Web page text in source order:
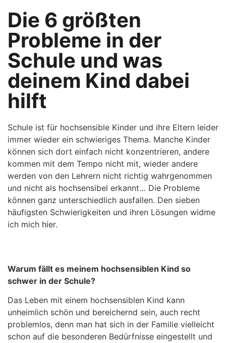
Die 6 größten
Probleme in der
Schule und was
deinem Kind dabei
hilft
Schule ist für hochsensible Kinder und ihre Eltern leider
immer wieder ein schwieriges Thema. Manche Kinder
können sich dort einfach nicht konzentrieren, andere
kommen mit dem Tempo nicht mit, wieder andere
werden von den Lehrern nicht richtig wahrgenommen
und nicht als hochsensibel erkannt… Die Probleme
können ganz unterschiedlich ausfallen. Den sieben
häufigsten Schwierigkeiten und ihren Lösungen widme
ich mich hier.
Warum fällt es meinem hochsensiblen Kind so
schwer in der Schule?
Das Leben mit einem hochsensiblen Kind kann
unheimlich schön und bereichernd sein, auch recht
problemlos, denn man hat sich in der Familie vielleicht
schon auf die besonderen Bedürfnisse eingestellt und